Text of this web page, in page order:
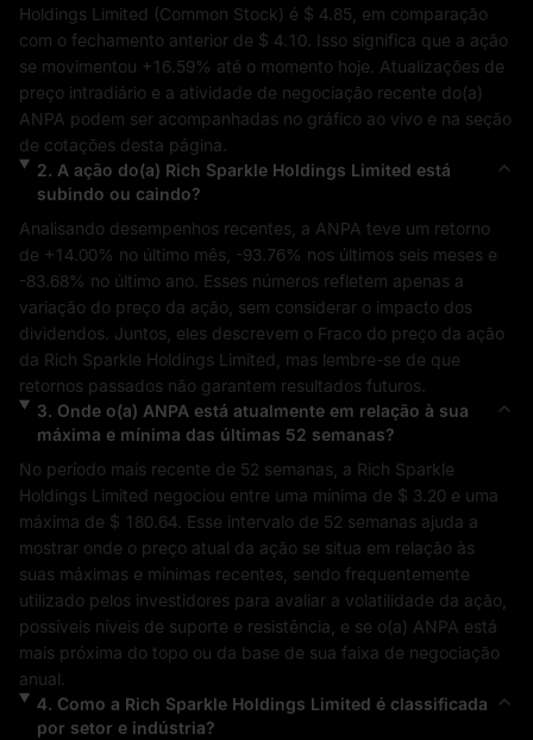
Holdings Limited (Common Stock) é $ 4.85 , em comparação
com o fechamento anterior de $ 4.10 . Isso significa que a ação
se movimentou +16.59% até o momento hoje. Atualizações de
ANPA podem ser acompanhadas no gráfico ao vivo e na seção
de cotações desta página.
2. A ação do(a) Rich Sparkle Holdings Limited está
subindo ou caindo?
Analisando desempenhos recentes, a ANPA teve um retorno
de +14.00% no último mês, -93.76%
-83.68% no último ano. Esses números refletem apenas a
variação do preço da ação, sem considerar o impacto dos
dividendos. Juntos, eles descrevem o Fraco do preço da ação
da Rich Sparkle Holdings Limited
, mas lembre-se de que
retornos passados não garantem resultados futuros.
3. Onde o(a) ANPA está atualmente em relação à sua
máxima e mínima das últimas 52 semanas?
No período mais recente de 52 semanas, a Rich Sparkle
Holdings Limited negociou entre uma mínima de $ 3.20 e uma
máxima de $ 180.64 . Esse intervalo de 52 semanas ajuda a
mostrar onde o preço atual da ação se situa em relação às
suas máximas e mínimas recentes, sendo frequentemente
utilizado pelos investidores para avaliar a volatilidade da ação,
possíveis níveis de suporte e resistência, e se o(a) ANPA está
mais próxima do topo ou da base de sua faixa de negociação
anual.
4. Como a Rich Sparkle Holdings Limited é classificada
por setor e indústria?